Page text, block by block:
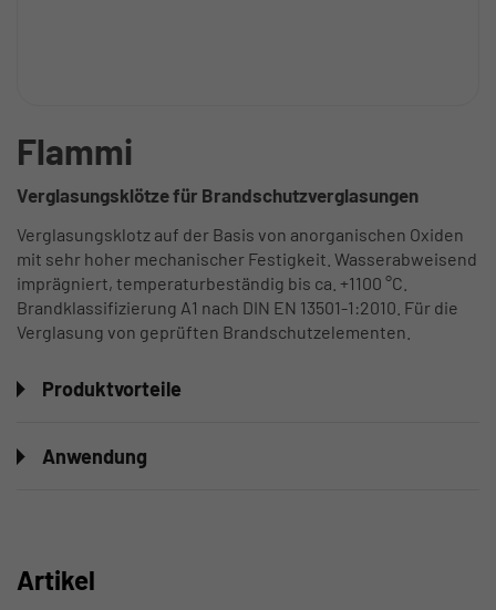
Flammi
Verglasungsklötze für Brandschutzverglasungen
Verglasungsklotz auf der Basis von anorganischen Oxiden
mit sehr hoher mechanischer Festigkeit. Wasserabweisend
imprägniert, temperaturbeständig bis ca. +1100 °C.
Brandklassifizierung A1 nach DIN EN 13501-1:2010. Für die
Verglasung von geprüften Brandschutzelementen.
Produktvorteile
Anwendung
Artikel